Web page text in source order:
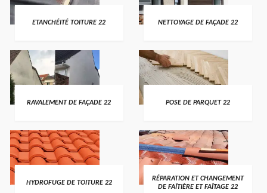
ETANCHÉITÉ TOITURE 22 NETTOYAGE DE FAÇADE 22
RAVALEMENT DE FAÇADE 22 POSE DE PARQUET 22
HYDROFUGE DE TOITURE 22
RÉPARATION ET CHANGEMENT
DE FAÎTIÈRE ET FAÎTAGE 22